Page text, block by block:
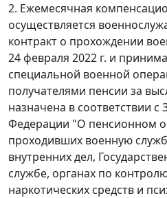
2. Ежемесячная
осуществляется
контракт о прохождении
24 февраля 2022 г. и
специальной военной
получателями пенсии за
назначена в соответствии
Федерации "О пенсионном
проходивших военную
внутренних дел,
службе, органах по
наркотических средств и